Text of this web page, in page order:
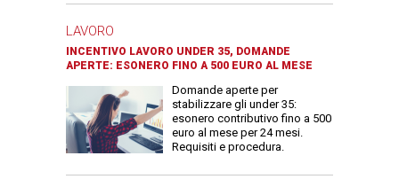
LAVORO
INCENTIVO LAVORO UNDER 35, DOMANDE
APERTE: ESONERO FINO A 500 EURO AL MESE
Domande aperte per
stabilizzare gli under 35:
esonero contributivo fino a 500
euro al mese per 24 mesi.
Requisiti e procedura.